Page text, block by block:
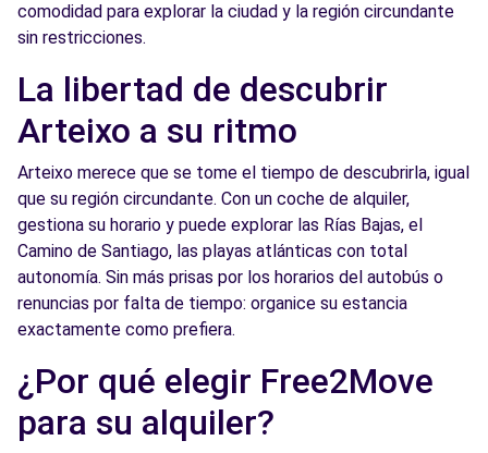
comodidad para explorar la ciudad y la región circundante
sin restricciones.
La libertad de descubrir
Arteixo a su ritmo
Arteixo merece que se tome el tiempo de descubrirla, igual
que su región circundante. Con un coche de alquiler,
gestiona su horario y puede explorar las Rías Bajas, el
Camino de Santiago, las playas atlánticas con total
autonomía. Sin más prisas por los horarios del autobús o
renuncias por falta de tiempo: organice su estancia
exactamente como prefiera.
¿Por qué elegir Free2Move
para su alquiler?